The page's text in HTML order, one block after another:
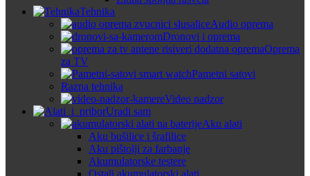
Tehnika
Audio oprema
Dronovi i oprema
Oprema
za TV
Pametni satovi
Razna tehnika
Video nadzor
Uradi sam
Aku alati
Aku bušilice i šrafilice
Aku pištolji za farbanje
Akumulatorske testere
Ostali akumulatorski alati